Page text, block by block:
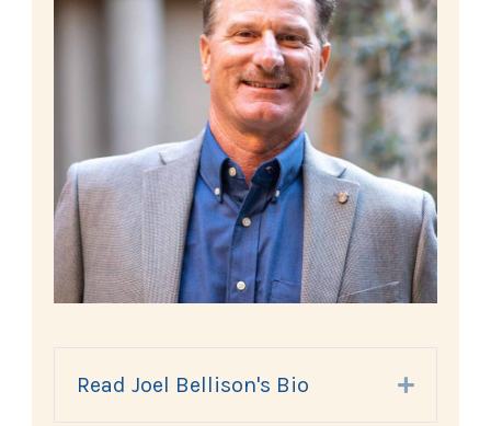
Read Joel Bellison's Bio Expand